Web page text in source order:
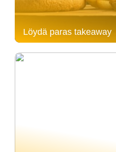
Löydä paras takeaway